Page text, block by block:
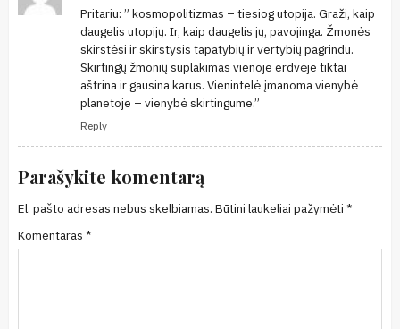
Pritariu: ” kosmopolitizmas – tiesiog utopija. Graži, kaip
daugelis utopijų. Ir, kaip daugelis jų, pavojinga. Žmonės
skirstėsi ir skirstysis tapatybių ir vertybių pagrindu.
Skirtingų žmonių suplakimas vienoje erdvėje tiktai
aštrina ir gausina karus. Vienintelė įmanoma vienybė
planetoje – vienybė skirtingume.”
Reply
Parašykite komentarą
El. pašto adresas nebus skelbiamas. Būtini laukeliai pažymėti *
Komentaras *